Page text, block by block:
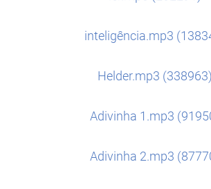
inteligência.mp3
Helder.mp3 (338963)
Adivinha 1.mp3
Adivinha 2.mp3